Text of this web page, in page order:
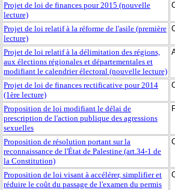
Projet de loi de finances pour 2015 (nouvelle
lecture)
Projet de loi relatif à la réforme de l'asile (première
lecture)
Projet de loi relatif à la délimitation des régions,
aux élections régionales et départementales et
modifiant le calendrier électoral (nouvelle lecture)
Projet de loi de finances rectificative pour 2014
(1ère lecture)
Proposition de loi modifiant le délai de
prescription de l'action publique des agressions
sexuelles
Proposition de résolution portant sur la
reconnaissance de l'État de Palestine (art.34-1 de
la Constitution)
Proposition de loi visant à accélérer, simplifier et
réduire le coût du passage de l'examen du permis